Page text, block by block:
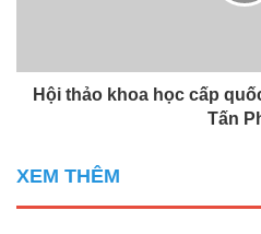
Hội thảo khoa học cấp
Tấn
XEM THÊM